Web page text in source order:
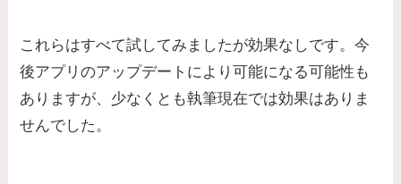
これらはすべて試してみましたが効果なしです。今
後アプリのアップデートにより可能になる可能性も
ありますが、少なくとも執筆現在では効果はありま
せんでした。